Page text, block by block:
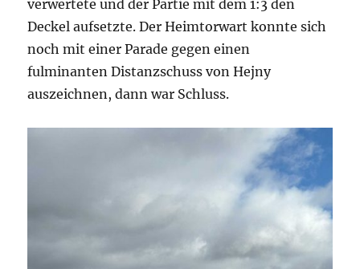
verwertete und der Partie mit dem 1:3 den
Deckel aufsetzte. Der Heimtorwart konnte sich
noch mit einer Parade gegen einen
fulminanten Distanzschuss von Hejny
auszeichnen, dann war Schluss.